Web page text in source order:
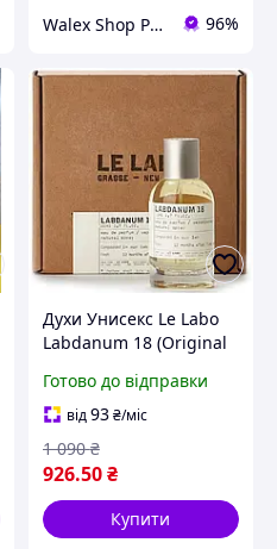
Walex Shop Parfum 96%
Духи Унисекс Le Labo
Labdanum 18 (Original
Лабданум 18
(Оригинальная
Упаковка) 100 мл all
or38
Готово до відправки
від93₴/міс
926.50₴
1 090 ₴
Купити